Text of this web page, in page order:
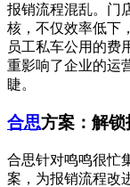
报销流程混乱。门
核，不仅效率低下
员工私车公用的费
重影响了企业的运
睫。
合思方案：解
合思针对鸣鸣很忙
案，为报销流程改